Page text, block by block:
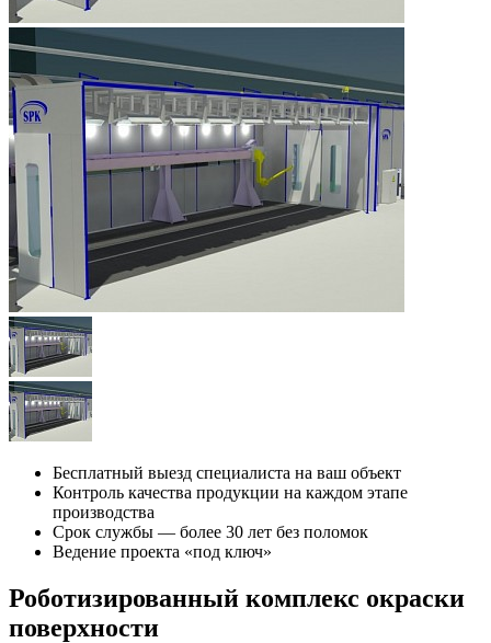
Бесплатный выезд специалиста на ваш объект
Контроль качества продукции на каждом этапе
производства
Срок службы — более 30 лет без поломок
Ведение проекта «под ключ»
Роботизированный комплекс окраски
поверхности